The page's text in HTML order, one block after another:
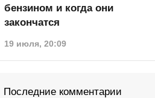
бензином и когда они
закончатся
19 июля, 20:09
Последние комментарии